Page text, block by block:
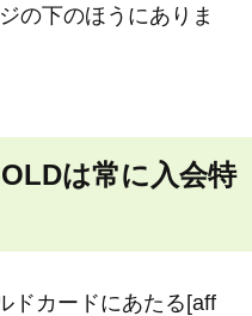
の下のほうにありま
は常に入会特
ドカードにあたる[aff